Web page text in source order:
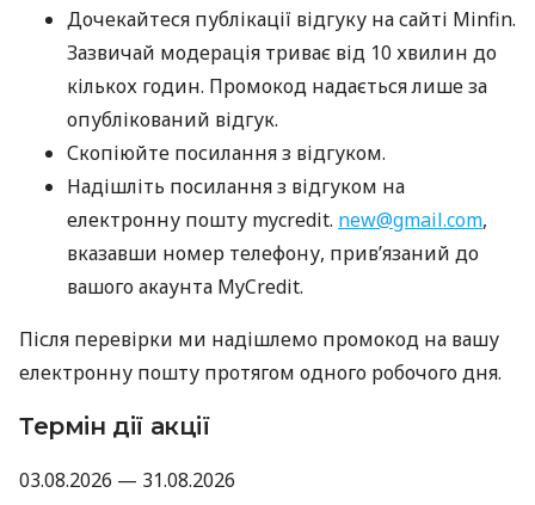
Дочекайтеся публікації відгуку на сайті Minfin.
Зазвичай модерація триває від 10 хвилин до
кількох годин. Промокод надається лише за
опублікований відгук.
Скопіюйте посилання з відгуком.
Надішліть посилання з відгуком на
електронну пошту mycredit. new@gmail.com,
вказавши номер телефону, прив’язаний до
вашого акаунта MyCredit.
Після перевірки ми надішлемо промокод на вашу
електронну пошту протягом одного робочого дня.
Термін дії акції
03.08.2026 — 31.08.2026